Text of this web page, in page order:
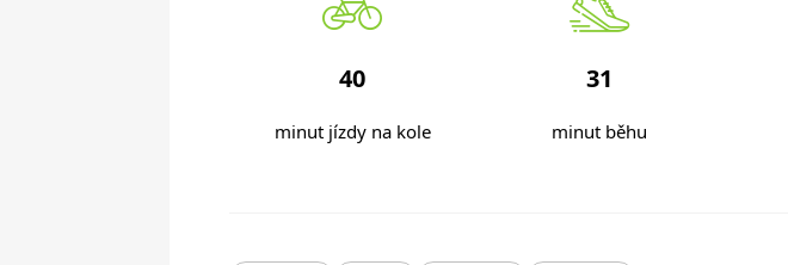
40
minut jízdy na kole
31
minut běhu